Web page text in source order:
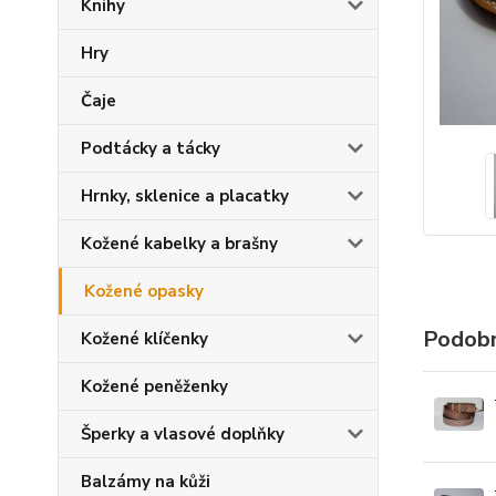
Knihy
Hry
Čaje
Podtácky a tácky
Hrnky, sklenice a placatky
Kožené kabelky a brašny
Kožené opasky
Kožené klíčenky
Kožené peněženky
Šperky a vlasové doplňky
Balzámy na kůži